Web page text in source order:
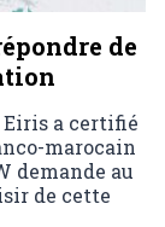
de
a certifié
marocain
demande au
de cette